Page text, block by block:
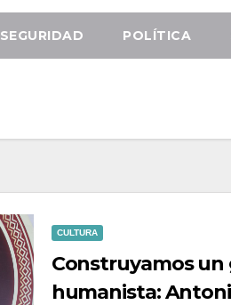
SEGURIDAD POLÍTICA
CULTURA
Construyamos un
humanista: